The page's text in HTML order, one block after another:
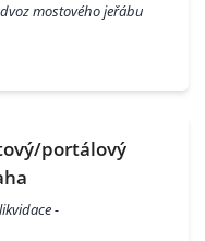
mostového jeřábu
portálový
-